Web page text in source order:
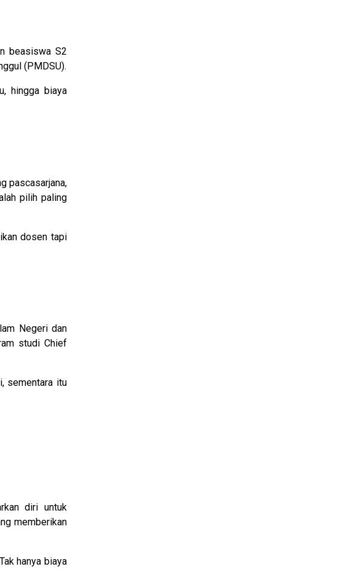
beasiswa S2
(PMDSU).
hingga biaya
pascasarjana,
pilih paling
dosen tapi
Negeri dan
studi Chief
sementara itu
diri untuk
memberikan
hanya biaya